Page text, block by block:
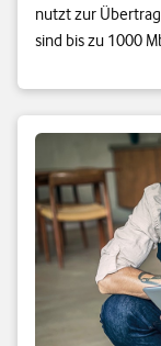
nutzt zur
sind bis zu 1000